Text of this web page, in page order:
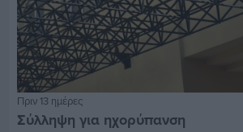
Πριν 13 ημέρες
Σύλληψη για ηχορύπανση